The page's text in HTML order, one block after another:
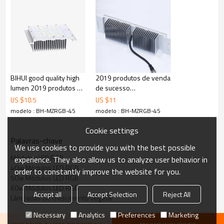
BIHUI good quality high
lumen 2019 produtos de
venda de alta qualidade
modelo LED quadrado
de 50w
US $10.5
modelo : BH-MZRGB-45
2019 produtos de venda
de sucesso
40w50w60w módulos
LED de engenharia ao ar
livre
US $11
modelo : BH-MZRGB-45
Palavras-chave
Módulos LED RGB
40w Módulos LED RGB
50w Módulos LED RGB
60w Módulos LED RGB
Lâmpadas de crescimento vegetal
Cookie settings
We use cookies to provide you with the best possible
experience. They also allow us to analyze user behavior in
order to constantly improve the website for you.
Accept all Accept Selection
Reject All
Necessary
Analytics Preferences Marketing